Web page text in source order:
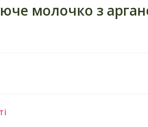
молочко з